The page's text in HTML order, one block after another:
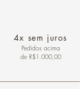
4x sem juros
Pedidos acima
de R$1.000,00